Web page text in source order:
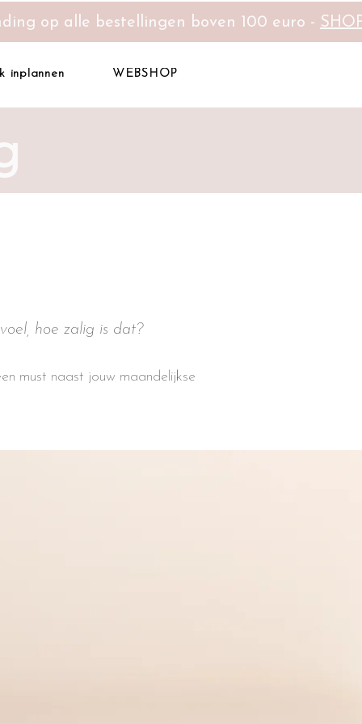
op alle bestellingen boven 100 euro -
inplannen WEBSHOP
hoe zalig is dat?
must naast jouw maandelijkse